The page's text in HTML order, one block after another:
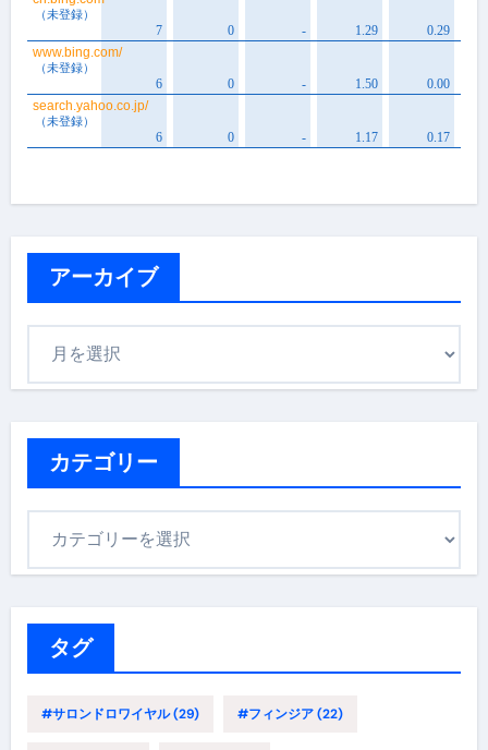
アーカイブ
カテゴリー
タグ
#サロンドロワイヤル(29) #フィンジア(22)